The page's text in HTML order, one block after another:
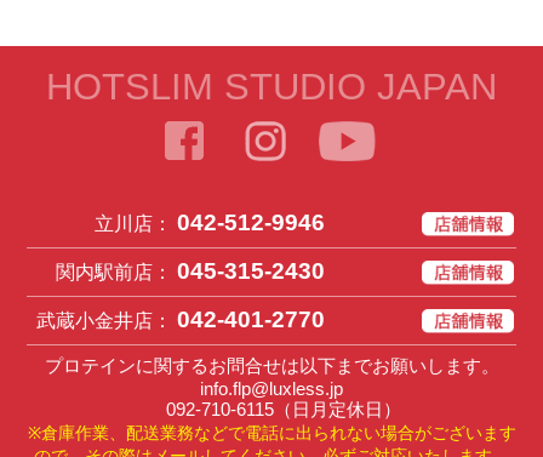
HOTSLIM STUDIO JAPAN
立川店： 042-512-9946
関内駅前店： 045-315-2430
武蔵小金井店： 042-401-2770
プロテインに関するお問合せは以下までお願いします。
info.flp@luxless.jp
092-710-6115（日月定休日）
※倉庫作業、配送業務などで電話に出られない場合がございます